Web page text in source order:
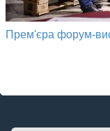
Прем'єра форум-